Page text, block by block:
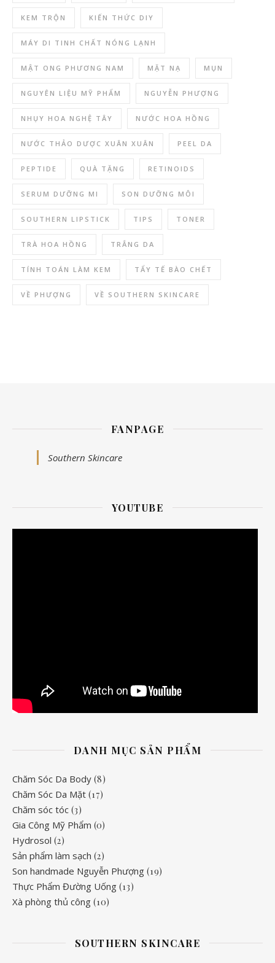
KEM TRỘN KIẾN THỨC DIY
MÁY DI TINH CHẤT NÓNG LẠNH
MẬT ONG PHƯƠNG NAM MẶT NẠ MỤN
NGUYÊN LIỆU MỸ PHẨM NGUYỄN PHƯỢNG
NHỤY HOA NGHỆ TÂY NƯỚC HOA HỒNG
NƯỚC THẢO DƯỢC XUÂN XUÂN PEEL DA
PEPTIDE QUÀ TẶNG RETINOIDS
SERUM DƯỠNG MI SON DƯỠNG MÔI
SOUTHERN LIPSTICK TIPS TONER
TRÀ HOA HỒNG TRẮNG DA
TÍNH TOÁN LÀM KEM TẨY TẾ BÀO CHẾT
VỀ PHƯỢNG VỀ SOUTHERN SKINCARE
FANPAGE
Southern Skincare
YOUTUBE
DANH MỤC SẢN PHẨM
Chăm Sóc Da Body (8)
Chăm Sóc Da Mặt (17)
Chăm sóc tóc (3)
Gia Công Mỹ Phẩm (0)
Hydrosol (2)
Sản phẩm làm sạch (2)
Son handmade Nguyễn Phượng (19)
Thực Phẩm Đường Uống (13)
Xà phòng thủ công (10)
SOUTHERN SKINCARE